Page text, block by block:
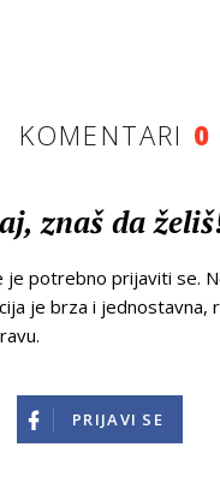
KOMENTARI 0
znaš da
je potrebno prijaviti se.
je brza i jednostavna,
PRIJAVI SE